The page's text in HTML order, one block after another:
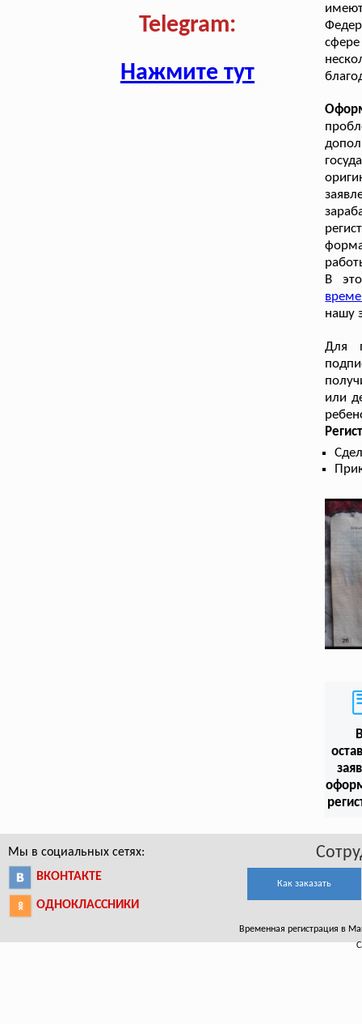
Telegram:
Нажмите тут
В
нашу
Для
или
Мы в социальных сетях:
ВКОНТАКТЕ
ОДНОКЛАССНИКИ
Как заказать
Временная регистрация в